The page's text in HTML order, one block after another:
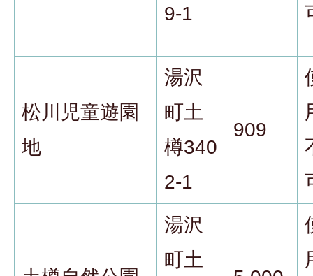
9-1
松川児童遊園
地
湯沢
町土
樽340
2-1
909
湯沢
町土